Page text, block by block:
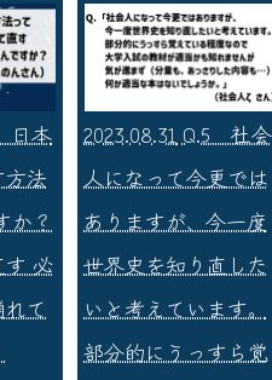
日本
法
か？
す 必
て
2023.08.31 Q.5 社会
人になって今更では
ありますが、今一度
世界史を知り直した
いと考えています。
部分的にうっすら覚